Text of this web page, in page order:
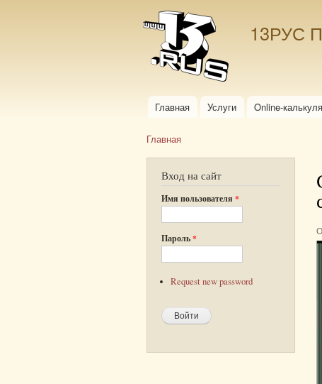
13РУС
Главное меню
Главная Услуги Online-
Главная
Вход на сайт
Имя пользователя *
Пароль*
Request new password